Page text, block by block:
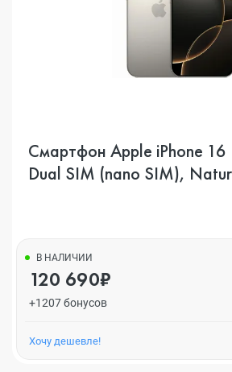
Смартфон Apple iPhone 16
Dual SIM (nano SIM),
В НАЛИЧИИ
120 690₽
+1207 бонусов
Хочу дешевле!